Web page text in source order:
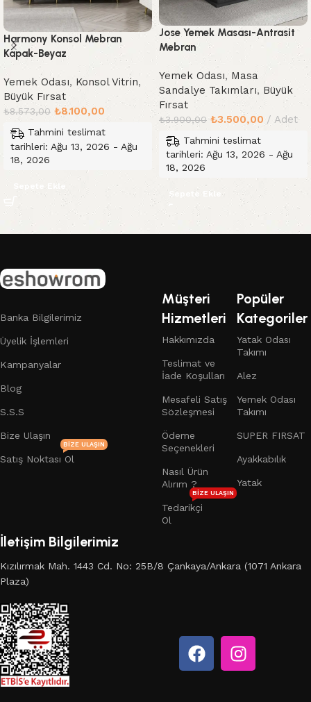
Harmony Konsol Mebran
Kapak-Beyaz
Yemek Odası, Konsol Vitrin,
Büyük Fırsat
₺8.573,00 ₺8.100,00
Tahmini teslimat
tarihleri: Ağu 13, 2026 - Ağu
18, 2026
Sepete Ekle
Jose Yemek Masası-Antrasit
Mebran
Yemek Odası, Masa
Sandalye Takımları, Büyük
Fırsat
₺3.900,00 ₺3.500,00 Adet
Tahmini teslimat
tarihleri: Ağu 13, 2026 - Ağu
18, 2026
Sepete Ekle
Read More
Banka Bilgilerimiz
Üyelik İşlemleri
Kampanyalar
Blog
S.S.S
Bize Ulaşın
Satış Noktası Ol
BIZE ULAŞIN
Müşteri
Hizmetleri
Hakkımızda
Teslimat ve
İade Koşulları
Mesafeli Satış
Sözleşmesi
Ödeme
Seçenekleri
Nasıl Ürün
Alırım ?
Tedarikçi
Ol
BIZE ULAŞIN
Popüler
Kategoriler
Yatak Odası
Takımı
Alez
Yemek Odası
Takımı
SUPER FIRSAT
Ayakkabılık
Yatak
İletişim Bilgilerimiz
Kızılırmak Mah. 1443 Cd. No: 25B/8 Çankaya/Ankara (1071 Ankara
Plaza)